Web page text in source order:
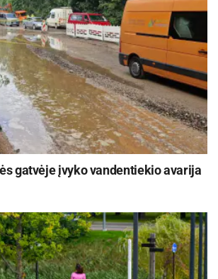
gatvėje įvyko vandentiekio avarija